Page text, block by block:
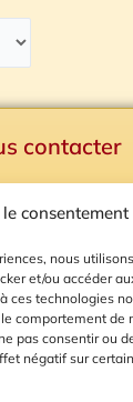
le consentement
nous
et/ou accéder
ces technologies
comportement de
pas consentir ou
négatif sur
contacter
des